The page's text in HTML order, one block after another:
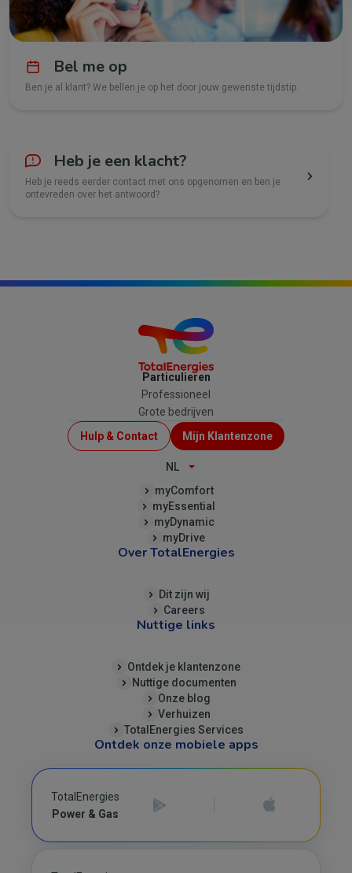
Bel me op
Ben je al klant? We bellen je op het door jouw gewenste tijdstip.
Heb je een klacht?
Heb je reeds eerder contact met ons opgenomen en ben je
ontevreden over het antwoord?
Particulieren
Professioneel
Grote bedrijven
Menu
Top
Hulp & Contact Mijn Klantenzone
NL
myComfort
myEssential
myDynamic
myDrive
Over TotalEnergies
Dit zijn wij
Careers
Nuttige links
Ontdek je klantenzone
Nuttige documenten
Onze blog
Verhuizen
TotalEnergies Services
Ontdek onze mobiele apps
TotalEnergies
Power & Gas